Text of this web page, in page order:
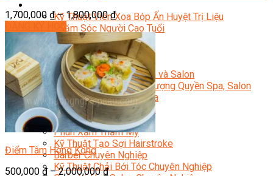
Kỹ Thuật Viên Xoa Bóp Ấn Huyệt Trị Liệu
Chăm Sóc Người Cao Tuổi
Sắc Đẹp
Kỹ Thuật Viên Spa
Quản Lý Spa
Khởi Sự Kinh Doanh Spa và Salon
Kinh Doanh Chuỗi và Nhượng Quyền Spa, Salon
Chăm Sóc Và Điều Trị Da
Chuyên Viên Trang Điểm
Trang Điểm Cô Dâu
Phun Xăm Thẩm Mỹ
Kỹ Thuật Tạo Sợi Hairstroke
Barber Chuyên Nghiệp
Kỹ Thuật Chải Bới Tóc Chuyên Nghiệp
1,700,000 ₫–1,800,000₫
Điểm Tâm Hong Kong
500,000 ₫–2,000,000₫